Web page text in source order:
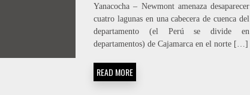
Yanacocha – Newmont amenaza desaparecer
cuatro lagunas en una cabecera de cuenca del
departamento (el Perú se divide en
departamentos) de Cajamarca en el norte […]
READ MORE